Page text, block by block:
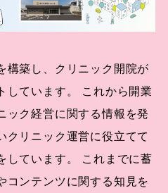
構築し、クリニック開院が
しています。 これから開業
ック経営に関する情報を発
クリニック運営に役立てて
しています。 これまでに蓄
コンテンツに関する知見を